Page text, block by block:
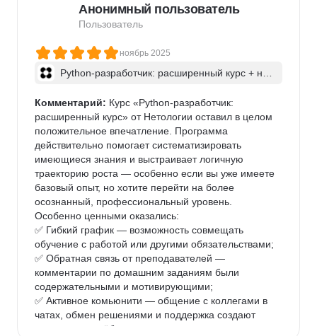
Анонимный пользователь
Пользователь
ноябрь 2025
Python-разработчик: расширенный курс + ней
Комментарий: Курс «Python-разработчик:
расширенный курс» от Нетологии оставил в целом
положительное впечатление. Программа
действительно помогает систематизировать
имеющиеся знания и выстраивает логичную
траекторию роста — особенно если вы уже имеете
базовый опыт, но хотите перейти на более
осознанный, профессиональный уровень.
Особенно ценными оказались:
✅ Гибкий график — возможность совмещать
обучение с работой или другими обязательствами;
✅ Обратная связь от преподавателей —
комментарии по домашним заданиям были
содержательными и мотивирующими;
✅ Активное комьюнити — общение с коллегами в
чатах, обмен решениями и поддержка создают
ощущение «учёбы в команде», что сильно помогает